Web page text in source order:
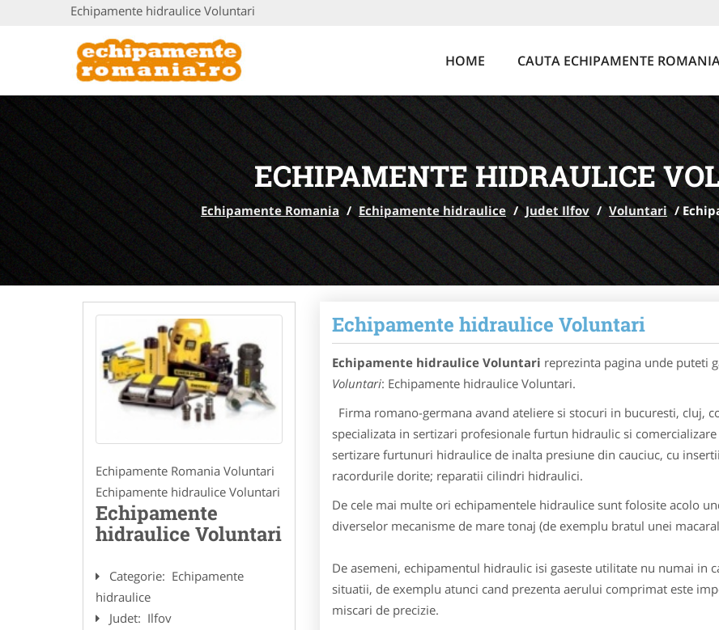
Echipamente hidraulice Voluntari
HOME CAUTA ECHIPAMENTE
ECHIPAMENTE HIDRAULICE
Echipamente Romania / Echipamente hidraulice / Judet Ilfov / Voluntari /
Echipamente Romania Voluntari
Echipamente hidraulice Voluntari
Echipamente
hidraulice Voluntari
Categorie: Echipamente
hidraulice
Judet: Ilfov
Echipamente hidraulice Voluntari
Echipamente hidraulice Voluntari reprezinta pagina unde puteti
Voluntari: Echipamente hidraulice Voluntari.
Firma romano-germana avand ateliere si stocuri in bucuresti, cluj,
specializata in sertizari profesionale furtun hidraulic si
sertizare furtunuri hidraulice de inalta presiune din cauciuc, cu
racordurile dorite; reparatii cilindri hidraulici.
De cele mai multe ori echipamentele hidraulice sunt folosite acolo
diverselor mecanisme de mare tonaj (de exemplu bratul unei
De asemeni, echipamentul hidraulic isi gaseste utilitate nu numai in
situatii, de exemplu atunci cand prezenta aerului comprimat este
miscari de precizie.